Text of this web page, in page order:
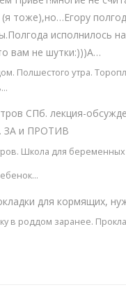
(я тоже),но…Егору
исполнилось
вам не шутки:)))А…
Полшестого утра.
СПб. лекция-
и ПРОТИВ
Школа для беременных
для кормящих,
в роддом заранее.